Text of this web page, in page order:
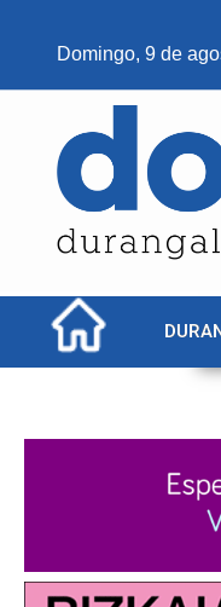
Domingo, 9 de